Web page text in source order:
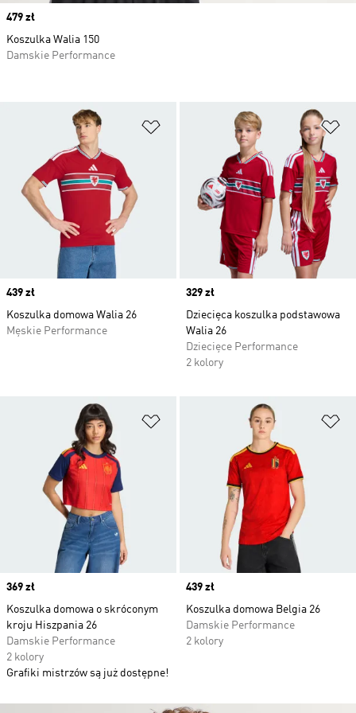
Dodaj do listy życzeń
Price
439 zł
Koszulka domowa Walia 26
Męskie Performance
Price
329 zł
Dziecięca koszulka podstawowa
Walia 26
Dziecięce Performance
2 kolory
Dodaj do listy życzeń
Price
369 zł
Koszulka domowa o skróconym
kroju Hiszpania 26
Damskie Performance
2 kolory
Grafiki mistrzów są już dostępne!
Price
439 zł
Koszulka domowa Belgia 26
Damskie Performance
2 kolory
Price
479 zł
Koszulka Walia 150
Damskie Performance